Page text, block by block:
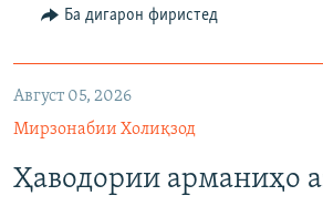
Ба дигарон фиристед
Август 05, 2026
Мирзонабии Холиқзод
Ҳаводории арманиҳо